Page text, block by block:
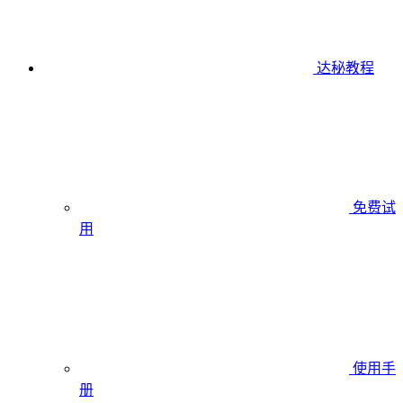
达秘教程
免费试
用
使用手
册